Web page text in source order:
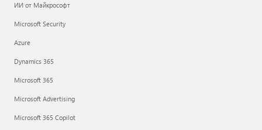
ИИ от Майкрософт
Microsoft Security
Azure
Dynamics 365
Microsoft 365
Microsoft Advertising
Microsoft 365 Copilot